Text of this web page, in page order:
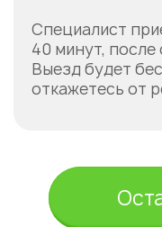
Специалист
40 минут,
Выезд будет
откажетесь от